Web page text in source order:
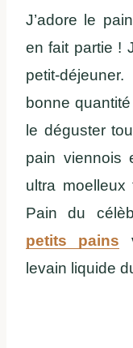
J’adore le
en fait partie !
petit-
bonne
le déguster
pain viennois
ultra
Pain du
petits pains
levain liquide